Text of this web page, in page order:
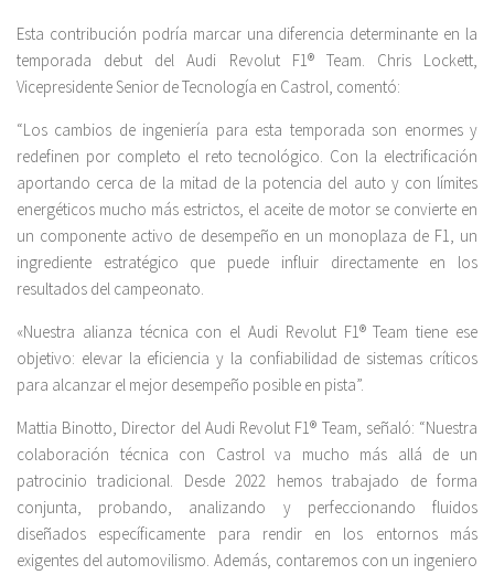
Esta contribución podría marcar una diferencia determinante en la
temporada debut del Audi Revolut F1® Team. Chris Lockett,
Vicepresidente Senior de Tecnología en Castrol, comentó:
“Los cambios de ingeniería para esta temporada son enormes y
redefinen por completo el reto tecnológico. Con la electrificación
aportando cerca de la mitad de la potencia del auto y con límites
energéticos mucho más estrictos, el aceite de motor se convierte en
un componente activo de desempeño en un monoplaza de F1, un
ingrediente estratégico que puede influir directamente en los
resultados del campeonato.
«Nuestra alianza técnica con el Audi Revolut F1® Team tiene ese
objetivo: elevar la eficiencia y la confiabilidad de sistemas críticos
para alcanzar el mejor desempeño posible en pista”.
Mattia Binotto, Director del Audi Revolut F1® Team, señaló: “Nuestra
colaboración técnica con Castrol va mucho más allá de un
patrocinio tradicional. Desde 2022 hemos trabajado de forma
conjunta, probando, analizando y perfeccionando fluidos
diseñados específicamente para rendir en los entornos más
exigentes del automovilismo. Además, contaremos con un ingeniero